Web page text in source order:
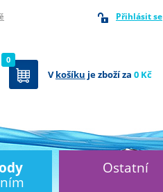
Přihlásit se
Vkošíku je zboží za 0 Kč
0
Ostatní